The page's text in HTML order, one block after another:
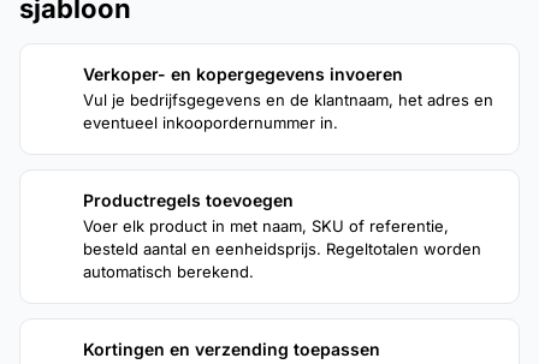
sjabloon
Verkoper- en kopergegevens invoeren
Vul je bedrijfsgegevens en de klantnaam, het adres en
eventueel inkoopordernummer in.
Productregels toevoegen
Voer elk product in met naam, SKU of referentie,
besteld aantal en eenheidsprijs. Regeltotalen worden
automatisch berekend.
Kortingen en verzending toepassen